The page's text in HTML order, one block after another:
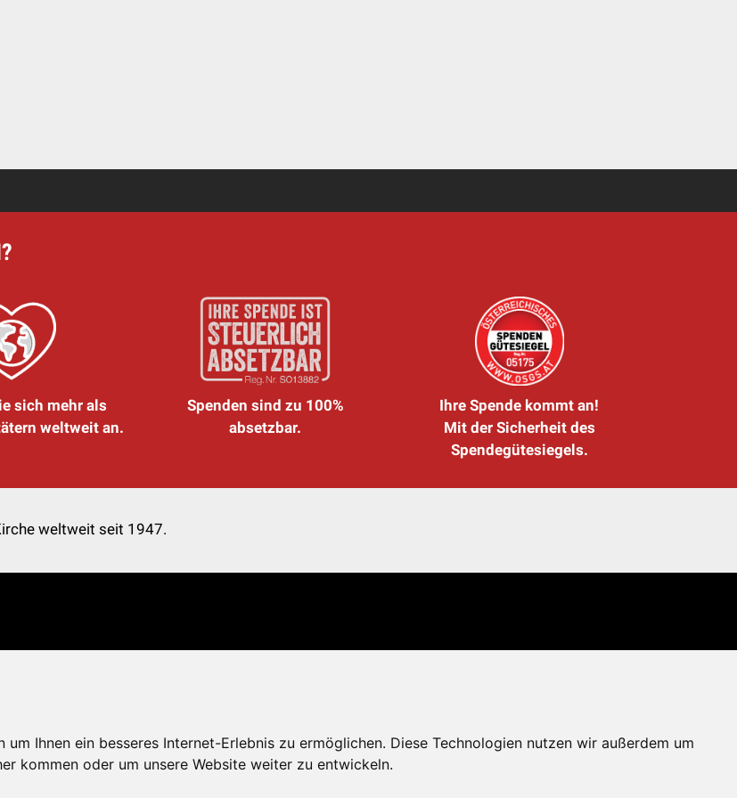
Ihnen ein besseres Internet-Erlebnis zu ermöglichen. Diese Technologien nutzen wir außerdem um
kommen oder um unsere Website weiter zu entwickeln.
sich mehr als
weltweit an.
Spenden sind zu 100%
absetzbar.
Ihre Spende kommt an!
Mit der Sicherheit des
Spendegütesiegels.
weltweit seit 1947.